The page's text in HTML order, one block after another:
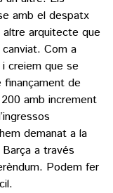
amb el despatx
altre arquitecte que
Com a
creiem que se
finançament de
amb increment
demanat a la
Barça a través
Podem fer